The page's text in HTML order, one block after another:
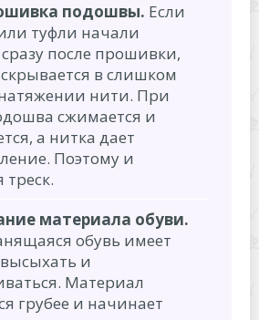
подошвы. Если
туфли начали
после прошивки,
в слишком
нити. При
сжимается и
а нитка дает
Поэтому и
материала обуви.
обувь имеет
и
Материал
грубее и начинает